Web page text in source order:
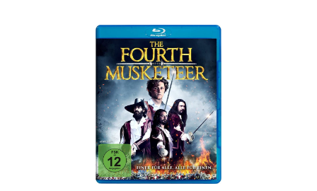
Bildergalerie überspringen